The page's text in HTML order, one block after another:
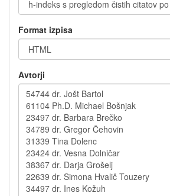
Format izpisa
Avtorji